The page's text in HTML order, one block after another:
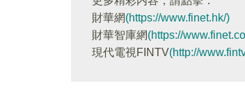
財華網(https://www.finet.hk/)
財華智庫網(https://
現代電視FINTV(http://